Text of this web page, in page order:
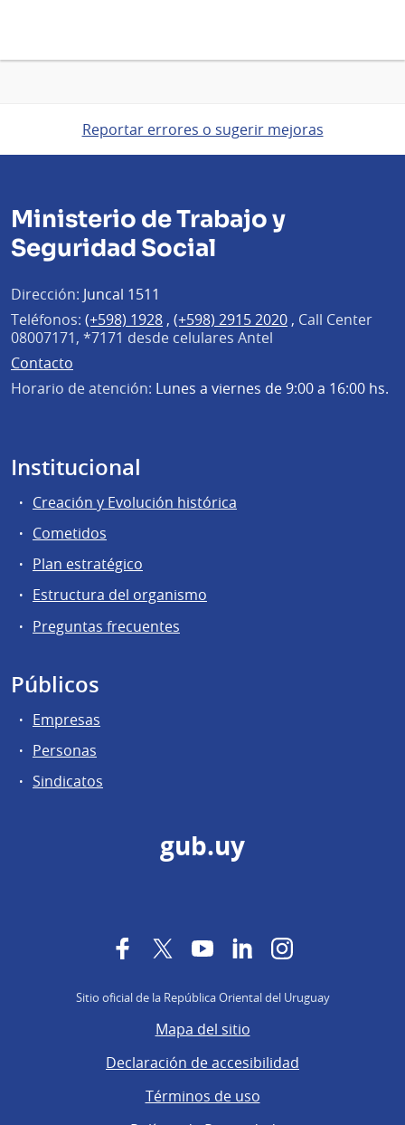
Reportar errores o sugerir mejoras
Ministerio de Trabajo y
Seguridad Social
Dirección: Juncal 1511
Teléfonos: (+598) 1928 , (+598) 2915 2020 , Call Center
08007171, *7171 desde celulares Antel
Contacto
Horario de atención: Lunes a viernes de 9:00 a 16:00 hs.
Institucional
Creación y Evolución histórica
Cometidos
Plan estratégico
Estructura del organismo
Preguntas frecuentes
Públicos
Empresas
Personas
Sindicatos
gub.uy
FacebookTwitterYouTubeLinkedInInstagram
Sitio oficial de la República Oriental del Uruguay
Mapa del sitio
Declaración de accesibilidad
Términos de uso